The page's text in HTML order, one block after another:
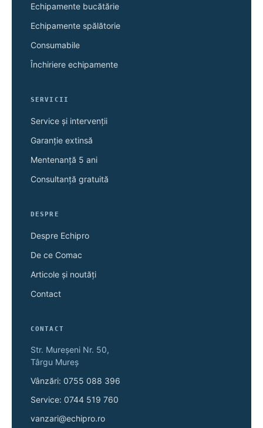
Echipamente bucătărie
Echipamente spălătorie
Consumabile
Închiriere echipamente
SERVICII
Service și intervenții
Garanție extinsă
Mentenanță 5 ani
Consultanță gratuită
DESPRE
Despre Echipro
De ce Comac
Articole și noutăți
Contact
CONTACT
Str. Mureșeni Nr. 50,
Târgu Mureș
Vânzări: 0755 088 396
Service: 0744 519 760
vanzari@echipro.ro